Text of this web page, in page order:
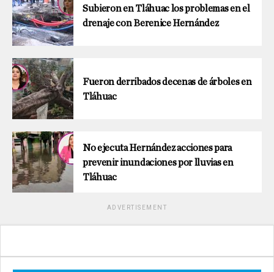
Subieron en Tláhuac los problemas en el
drenaje con Berenice Hernández
Fueron derribados decenas de árboles en
Tláhuac
No ejecuta Hernández acciones para
prevenir inundaciones por lluvias en
Tláhuac
ADVERTISEMENT